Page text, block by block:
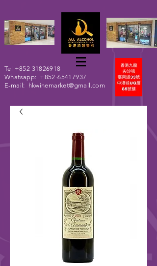
Tel +852 31826918
Whatsapp: +852-65417937
E-mail: hkwinemarket@gmail.com